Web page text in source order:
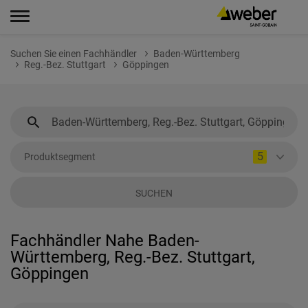
Suchen Sie einen Fachhändler
Baden-Württemberg
Reg.-Bez. Stuttgart
Göppingen
Produktsegment 5
SUCHEN
Fachhändler Nahe Baden-
Württemberg, Reg.-Bez. Stuttgart,
Göppingen